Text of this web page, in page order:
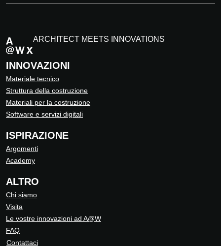
ARCHITECT MEETS INNOVATIONS
INNOVAZIONI
Materiale tecnico
Struttura della costruzione
Materiali per la costruzione
Software e servizi digitali
ISPIRAZIONE
Argomenti
Academy
ALTRO
Chi siamo
Visita
Le vostre innovazioni ad A@W
FAQ
Contattaci